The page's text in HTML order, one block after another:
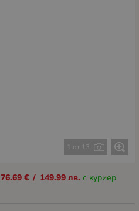
1 от 13
76.69 € / 149.99 лв. с куриер